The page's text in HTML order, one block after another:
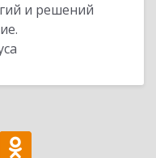
и решений